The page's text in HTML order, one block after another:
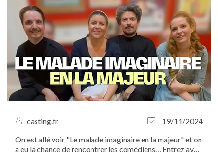
casting.fr
19/11/2024
On est allé voir "Le malade imaginaire en la majeur" et on
a eu la chance de rencontrer les comédiens… Entrez avec